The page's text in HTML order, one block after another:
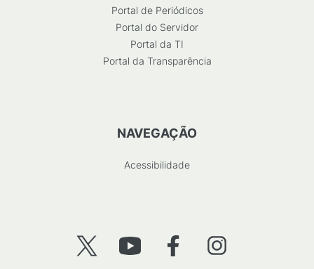
Portal de Periódicos
Portal do Servidor
Portal da TI
Portal da Transparência
NAVEGAÇÃO
Acessibilidade